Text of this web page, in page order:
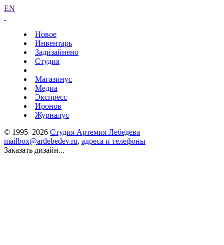
EN
Новое
Инвентарь
Задизайнено
Студия
Магазинус
Медиа
Экспресс
Иронов
Журналус
© 1995–2026 Студия Артемия Лебедева
mailbox@artlebedev.ru, адреса и телефоны
Заказать дизайн...